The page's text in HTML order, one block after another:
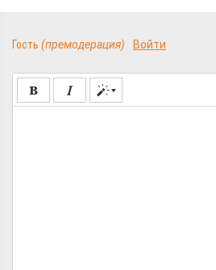
Гость (премодерация) Войти